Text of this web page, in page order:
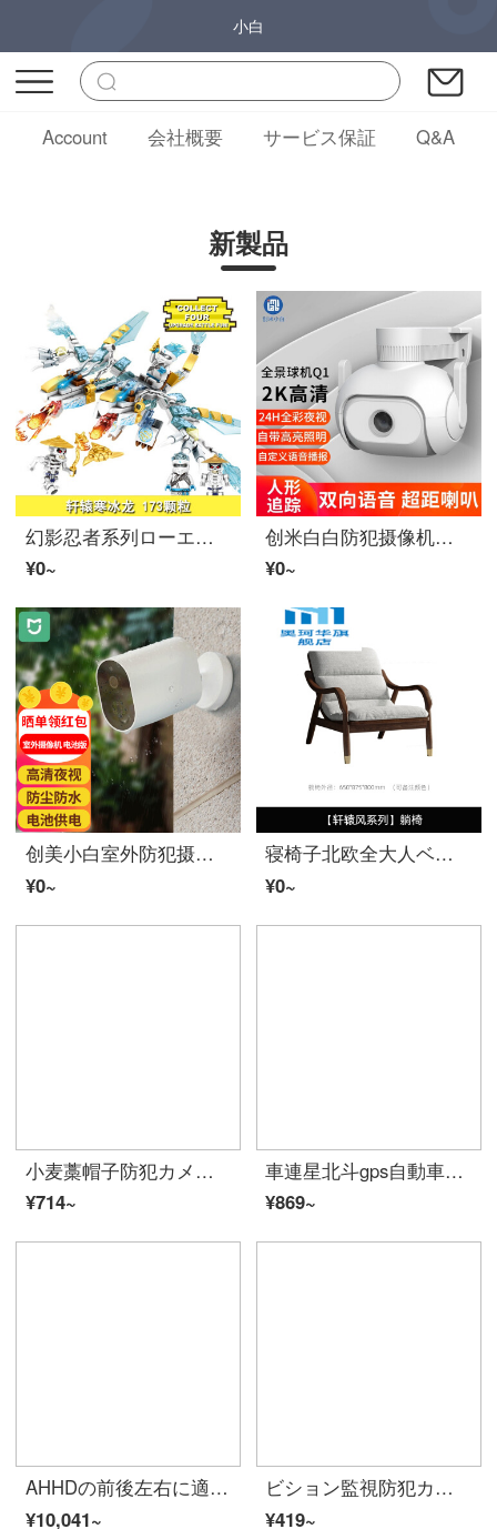
小白
Account 会社概要 サービス保証 Q&A
新製品
幻影忍者系列ローエド机甲飞天神龙积木男の子児童组み合わせ人仔玩具模特軒辕寒氷龙
¥0~
创米白白防犯摄像机室内外云台阿乌特多亚监视视视频摄像机夜视球型360°帕诺拉马阿乌特亚防水家庭用wifi智能手机用小白网球机Q 1照明版
¥0~
创美小白室外防犯摄像机电池版网络电池版网络电视视广播摄像机1080 P智能手机用家庭室内室外夜视动机小白网络外外视频摄像机电池版白色
¥0~
寝椅子北欧全大人ベランダ家庭用シングルソファー寝室カジュアル昼寝布芸木怠け者ソファー【軒辕風シリーズ】寝椅子グレー新品店長全白蝋木
¥0~
小麦藁帽子防犯カメラ超HD自動車に適用されます。ステララナイトバック映像20 MMナビゲーションの後、防水ステラナイトアイト夜間視小草帽の後ろに帯標+6 m線があります。
¥714~
車連星北斗gps自動車OBD車載ポジショナに適用されます。充電無料でリモトで音追跡神器のポジショニングボックス+生涯プラットフォーム+一年間の流量
¥869~
AHHDの前後左右に適用されます。スターライト夜視防犯カメラの盲点補助記録計は無損失で7インチ4録画パネル+AHD 4サイドテレビを設置します。（一致32 Gカード）
¥10,041~
ビション監視防犯カメラキャメラ伸縮ブラケットにアルミニウム合金U型海康DAHUAビディオール吊り竿室内外万向調節鴨嘴伸縮範囲30-60 cm
¥419~